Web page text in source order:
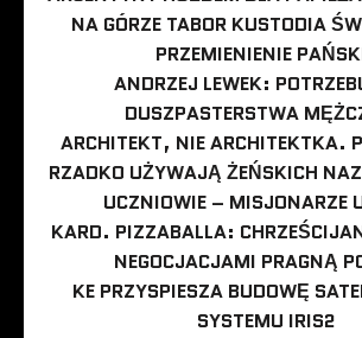
NA GÓRZE TABOR KUSTODIA
PRZEMIENIENIE
ANDRZEJ LEWEK:
DUSZPASTERSTWA
ARCHITEKT, NIE ARCHITEKTKA.
RZADKO UŻYWAJĄ ŻEŃSKICH
UCZNIOWIE – MISJONARZE
KARD. PIZZABALLA:
NEGOCJACJAMI PRAGNĄ
KE PRZYSPIESZA BUDOWĘ
SYSTEMU IRIS2